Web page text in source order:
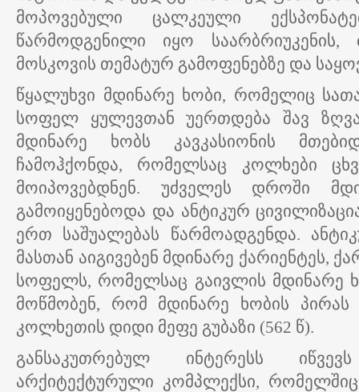
მოპოვებული ცალკეული
წარმოდგენილი იყო საარბრიუკენის,
მოსკოვის თემატურ გამოფენებზე და
წყალუხვი მდინარე ხობი, რომელიც
სოფელ ყულევთან უერთდება შავ
მდინარე ხობს კავკასიონის
ჩამოჰქონდა, რომელსაც კოლხები
მოიპოვებდნენ. უძველეს დროში
გამოიყენებოდა და ანტიკურ
ერთ საშუალებას წარმოადგენდა.
მასთან აიგივებენ მდინარე ქარიენტეს,
სოფელს, რომელსაც გაივლის მდინარე
მოწმობენ, რომ მდინარე ხობის პირას
კოლხეთის დიდი მეფე გუბაზი (562 წ).
განსაკუთრებულ ინტერესს
არქიტექტურული კომპლექსი,